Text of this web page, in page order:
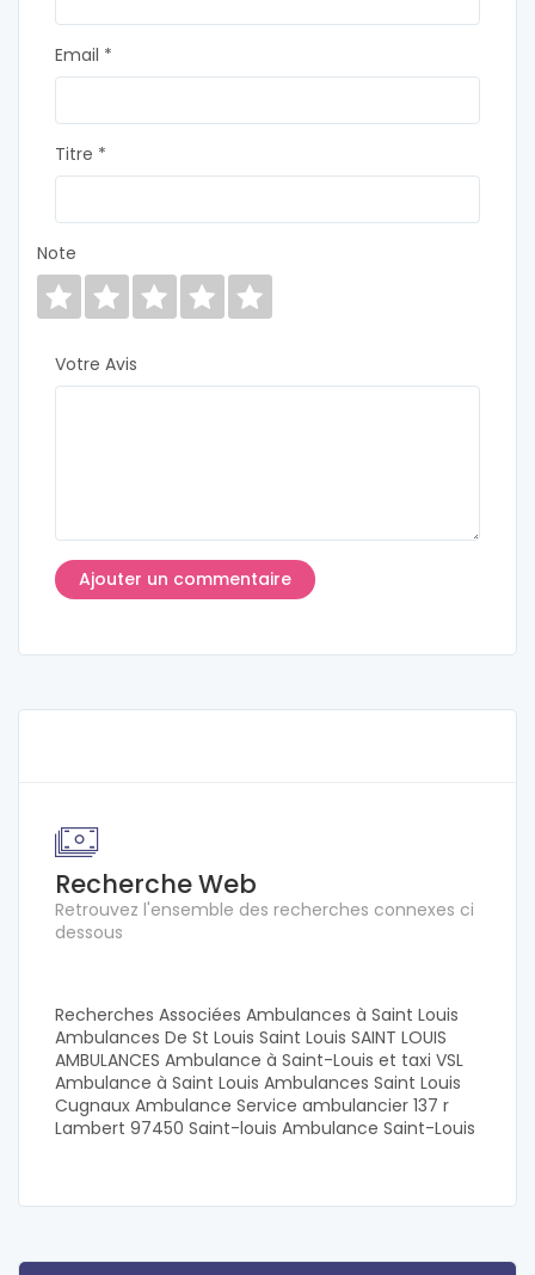
Email *
Titre *
Note
Votre Avis
Recherche Web
Retrouvez l'ensemble des recherches connexes ci
dessous
Recherches Associées Ambulances à Saint Louis
Ambulances De St Louis Saint Louis SAINT LOUIS
AMBULANCES Ambulance à Saint-Louis et taxi VSL
Ambulance à Saint Louis Ambulances Saint Louis
Cugnaux Ambulance Service ambulancier 137 r
Lambert 97450 Saint-louis Ambulance Saint-Louis